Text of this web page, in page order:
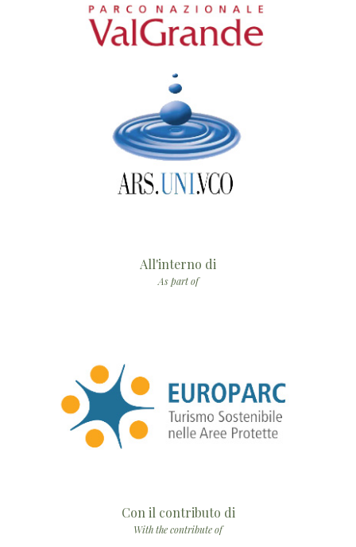
All'interno di
As part of
Con il contributo di
With the contribute of